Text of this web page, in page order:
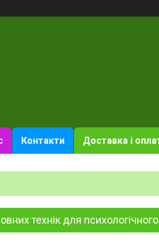
Контакти Доставка і
технік для